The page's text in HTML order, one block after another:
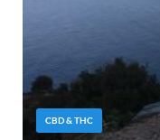
CBD & THC